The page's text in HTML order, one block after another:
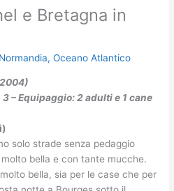
e Bretagna in
Normandia,Oceano Atlantico
– Equipaggio: 2 adulti e 1 cane
solo strade senza pedaggio
bella e con tante mucche.
bella, sia per le case che per